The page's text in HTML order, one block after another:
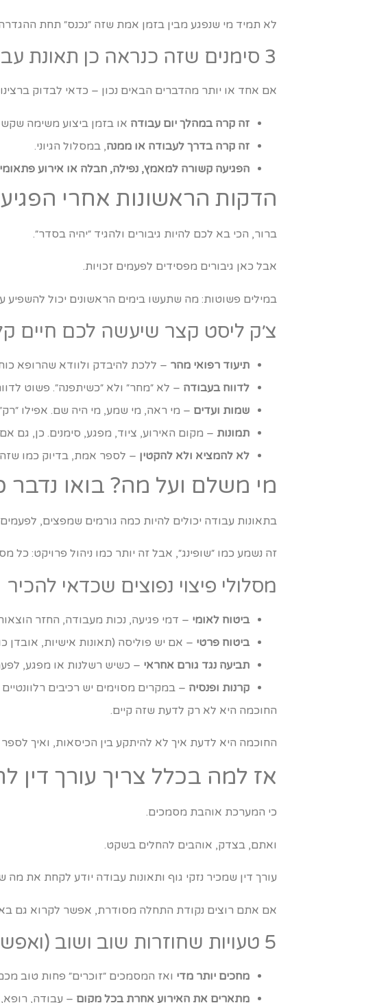
לא תמיד מי שנפגע מבין בזמן אמת שזה ״נכנס״ תחת ההגדרה
3 סימנים שזה כנראה כן תאונת עבודה
אם אחד או יותר מהדברים הבאים נכון – כדאי לבדוק
זה קרה במהלך יום עבודה או בזמן ביצוע משימה
זה קרה בדרך לעבודה או ממנה, במסלול הגיוני.
הפגיעה קשורה למאמץ, נפילה, חבלה או אירוע פתאומי
הדקות הראשונות אחרי
ברור, הכי בא לכם להיות גיבורים ולהגיד ״יהיה בסדר״.
אבל כאן גיבורים מפסידים לפעמים זכויות.
במילים פשוטות: מה שתעשו בימים הראשונים יכול להשפיע
צ׳ק ליסט קצר שיעשה לכם חיים
תיעוד רפואי מהר – ללכת להיבדק ולוודא שהרופא
לדווח בעבודה – לא ״מחר״ ולא ״כשיתפנה״. פשוט
שמות ועדים – מי ראה, מי שמע, מי היה שם. אפילו
תמונות – מקום האירוע, ציוד, מפגע, סימנים. כן, גם
לא להמציא ולא להקטין – לספר אמת, בדיוק כמו
מי משלם ועל מה? בואו נדבר
בתאונות עבודה יכולים להיות כמה גורמים שמפצים,
זה נשמע כמו ״שופינג״, אבל זה יותר כמו ניהול פרויקט: כל
מסלולי פיצוי נפוצים שכדאי להכיר
ביטוח לאומי – דמי פגיעה, נכות מעבודה, החזר
ביטוח פרטי – אם יש פוליסה (תאונות אישיות, אובדן
תביעה נגד גורם אחראי – כשיש רשלנות או מפגע,
קרנות ופנסיה – במקרים מסוימים יש רכיבים
החוכמה היא לא רק לדעת שזה קיים.
החוכמה היא לדעת איך לא להיתקע בין הכיסאות, ואיך
אז למה בכלל צריך עורך דין
כי המערכת אוהבת מסמכים.
ואתם, בצדק, אוהבים להחלים בשקט.
עורך דין שמכיר נזקי גוף ותאונות עבודה יודע לקחת את
אם אתם רוצים נקודת התחלה מסודרת, אפשר לקרוא גם
5 טעויות שחוזרות שוב ושוב (ואפשר לחסוך אותן)
מחכים יותר מדי ואז המסמכים ״זוכרים״ פחות טוב
מתארים את האירוע אחרת בכל מקום – עבודה, רופא,